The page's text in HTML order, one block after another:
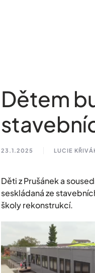
Dětem
23.1.2025 LUCIE
Děti z Prušánek a
seskládaná ze
školy rekonstrukcí.